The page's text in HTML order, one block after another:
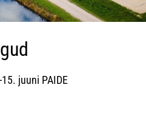
juuni PAIDE